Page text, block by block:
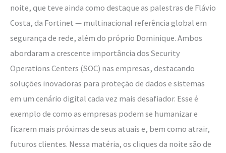
noite, que teve ainda como destaque as palestras de Flávio
Costa, da Fortinet — multinacional referência global em
segurança de rede, além do próprio Dominique. Ambos
abordaram a crescente importância dos Security
Operations Centers (SOC) nas empresas, destacando
soluções inovadoras para proteção de dados e sistemas
em um cenário digital cada vez mais desafiador. Esse é
exemplo de como as empresas podem se humanizar e
ficarem mais próximas de seus atuais e, bem como atrair,
futuros clientes. Nessa matéria, os cliques da noite são de